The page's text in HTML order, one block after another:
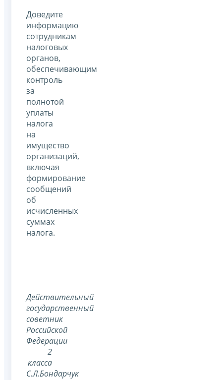
Доведите
информацию
сотрудникам
налоговых
органов,
обеспечивающим
контроль
за
полнотой
уплаты
налога
на
имущество
организаций,
включая
формирование
сообщений
об
исчисленных
суммах
налога.
Действительный
государственный
советник
Российской
Федерации
2
класса
С.Л.Бондарчук